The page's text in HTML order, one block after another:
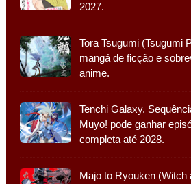
2027.
Tora Tsugumi (Tsugumi
mangá de ficção e
anime.
Tenchi Galaxy.
Muyo! pode ganhar
completa até 2028.
Majo to Ryouken (Witch